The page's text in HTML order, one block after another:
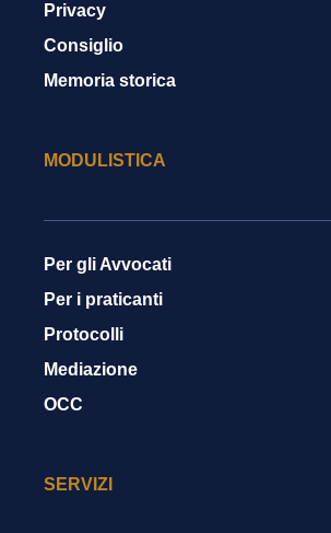
Privacy
Consiglio
Memoria storica
MODULISTICA
Per gli Avvocati
Per i praticanti
Protocolli
Mediazione
OCC
SERVIZI